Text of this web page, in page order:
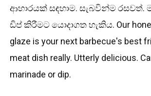
ආහාරයක් සඳහාම. සැබවින්ම රසවත්.
ඩිප් කිරීමට යොදාගත හැකිය. Our
glaze is your next barbecue's best
meat dish really. Utterly delicious.
marinade or dip.